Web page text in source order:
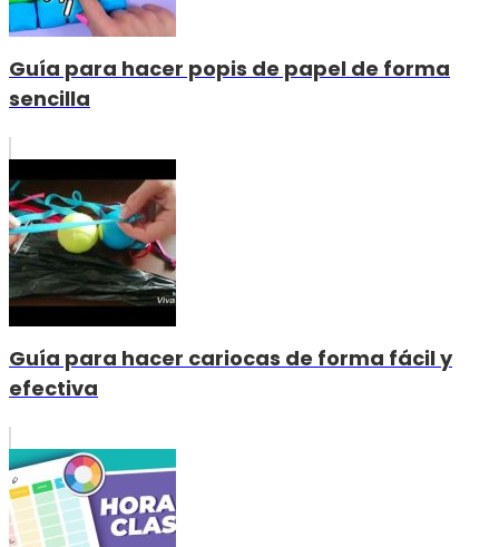
Guía para hacer popis de papel de forma
sencilla
Guía para hacer cariocas de forma fácil y
efectiva